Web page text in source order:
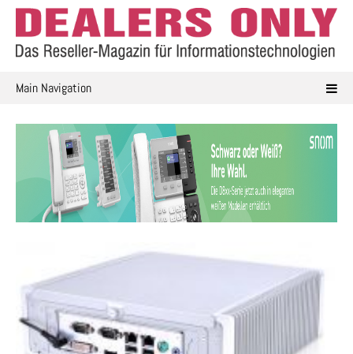
Skip
content
Main Navigation